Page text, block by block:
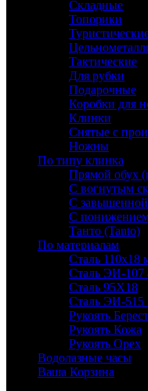
Складные
Топорики
Тактические
Для рубки
Подарочные
Коробки для
Клинки
Снятые с
Ножны
По типу клинка
Прямой обух
С вогнутым
С завышенной
С
Танто (Tanto)
По материалам
Сталь 110х18
Сталь ЭИ-
Сталь 95Х18
Сталь ЭИ-
Рукоять
Рукоять Кожа
Рукоять Орех
Водолазные часы
Ваша Корзина